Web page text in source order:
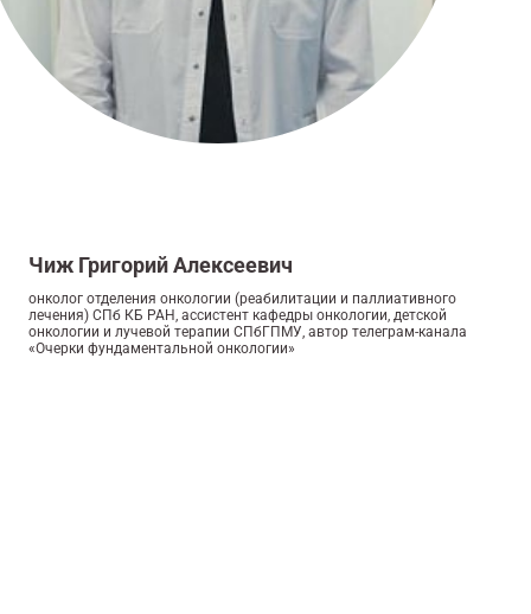
Чиж Григорий Алексеевич
онколог отделения онкологии (реабилитации и паллиативного
лечения) СПб КБ РАН, ассистент кафедры онкологии, детской
онкологии и лучевой терапии СПбГПМУ, автор телеграм-канала
«Очерки фундаментальной онкологии»